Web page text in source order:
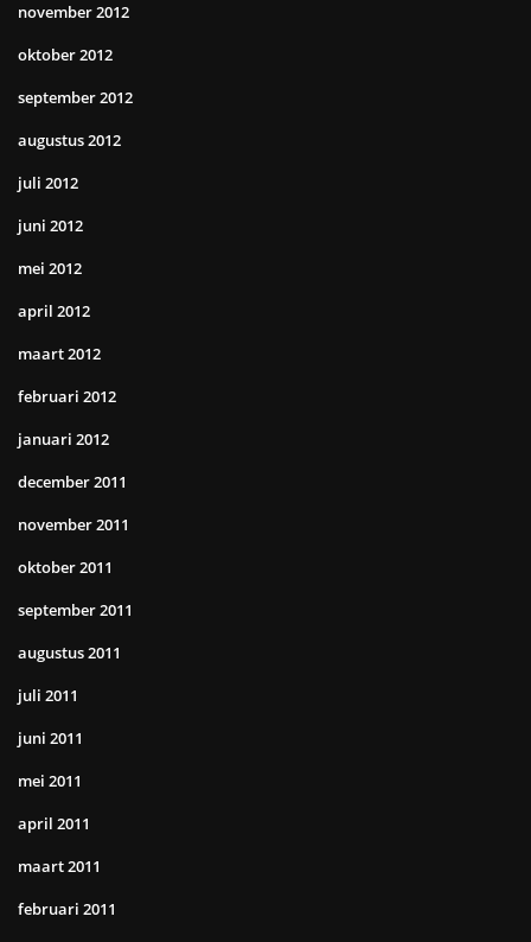
november 2012
oktober 2012
september 2012
augustus 2012
juli 2012
juni 2012
mei 2012
april 2012
maart 2012
februari 2012
januari 2012
december 2011
november 2011
oktober 2011
september 2011
augustus 2011
juli 2011
juni 2011
mei 2011
april 2011
maart 2011
februari 2011